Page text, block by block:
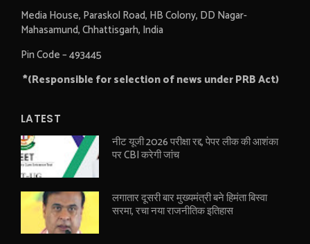
Media House, Paraskol Road, HB Colony, DD Nagar-
Mahasamund, Chhattisgarh, India
Pin Code – 493445
*(Responsible for selection of news under PRB Act)
LATEST
नीट यूजी 2026 परीक्षा रद्द, पेपर लीक की आशंका
पर CBI करेगी जांच
लगातार दूसरी बार मुख्यमंत्री बने हिमंता बिस्वा
सरमा, रचा नया राजनीतिक इतिहास